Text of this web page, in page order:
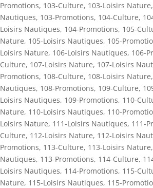
Promotions, 103-Culture, 103-Loisirs Nature,
Nautiques, 103-Promotions, 104-Culture,
Loisirs Nautiques, 104-Promotions, 105-
Nature, 105-Loisirs Nautiques, 105-
Loisirs Nature, 106-Loisirs Nautiques, 106-
Culture, 107-Loisirs Nature, 107-Loisirs
Promotions, 108-Culture, 108-Loisirs Nature,
Nautiques, 108-Promotions, 109-Culture,
Loisirs Nautiques, 109-Promotions, 110-
Nature, 110-Loisirs Nautiques, 110-
Loisirs Nature, 111-Loisirs Nautiques, 111-
Culture, 112-Loisirs Nature, 112-Loisirs
Promotions, 113-Culture, 113-Loisirs Nature,
Nautiques, 113-Promotions, 114-Culture,
Loisirs Nautiques, 114-Promotions, 115-
Nature, 115-Loisirs Nautiques, 115-